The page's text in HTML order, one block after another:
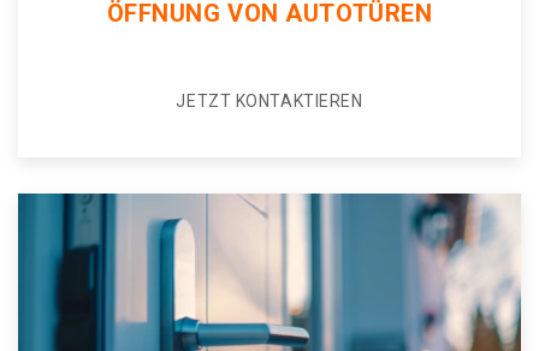
ÖFFNUNG VON AUTOTÜREN
JETZT KONTAKTIEREN